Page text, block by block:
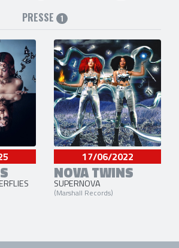
PRESSE 1
17/06/2022
NOVA TWINS
SUPERNOVA
(Marshall Records)